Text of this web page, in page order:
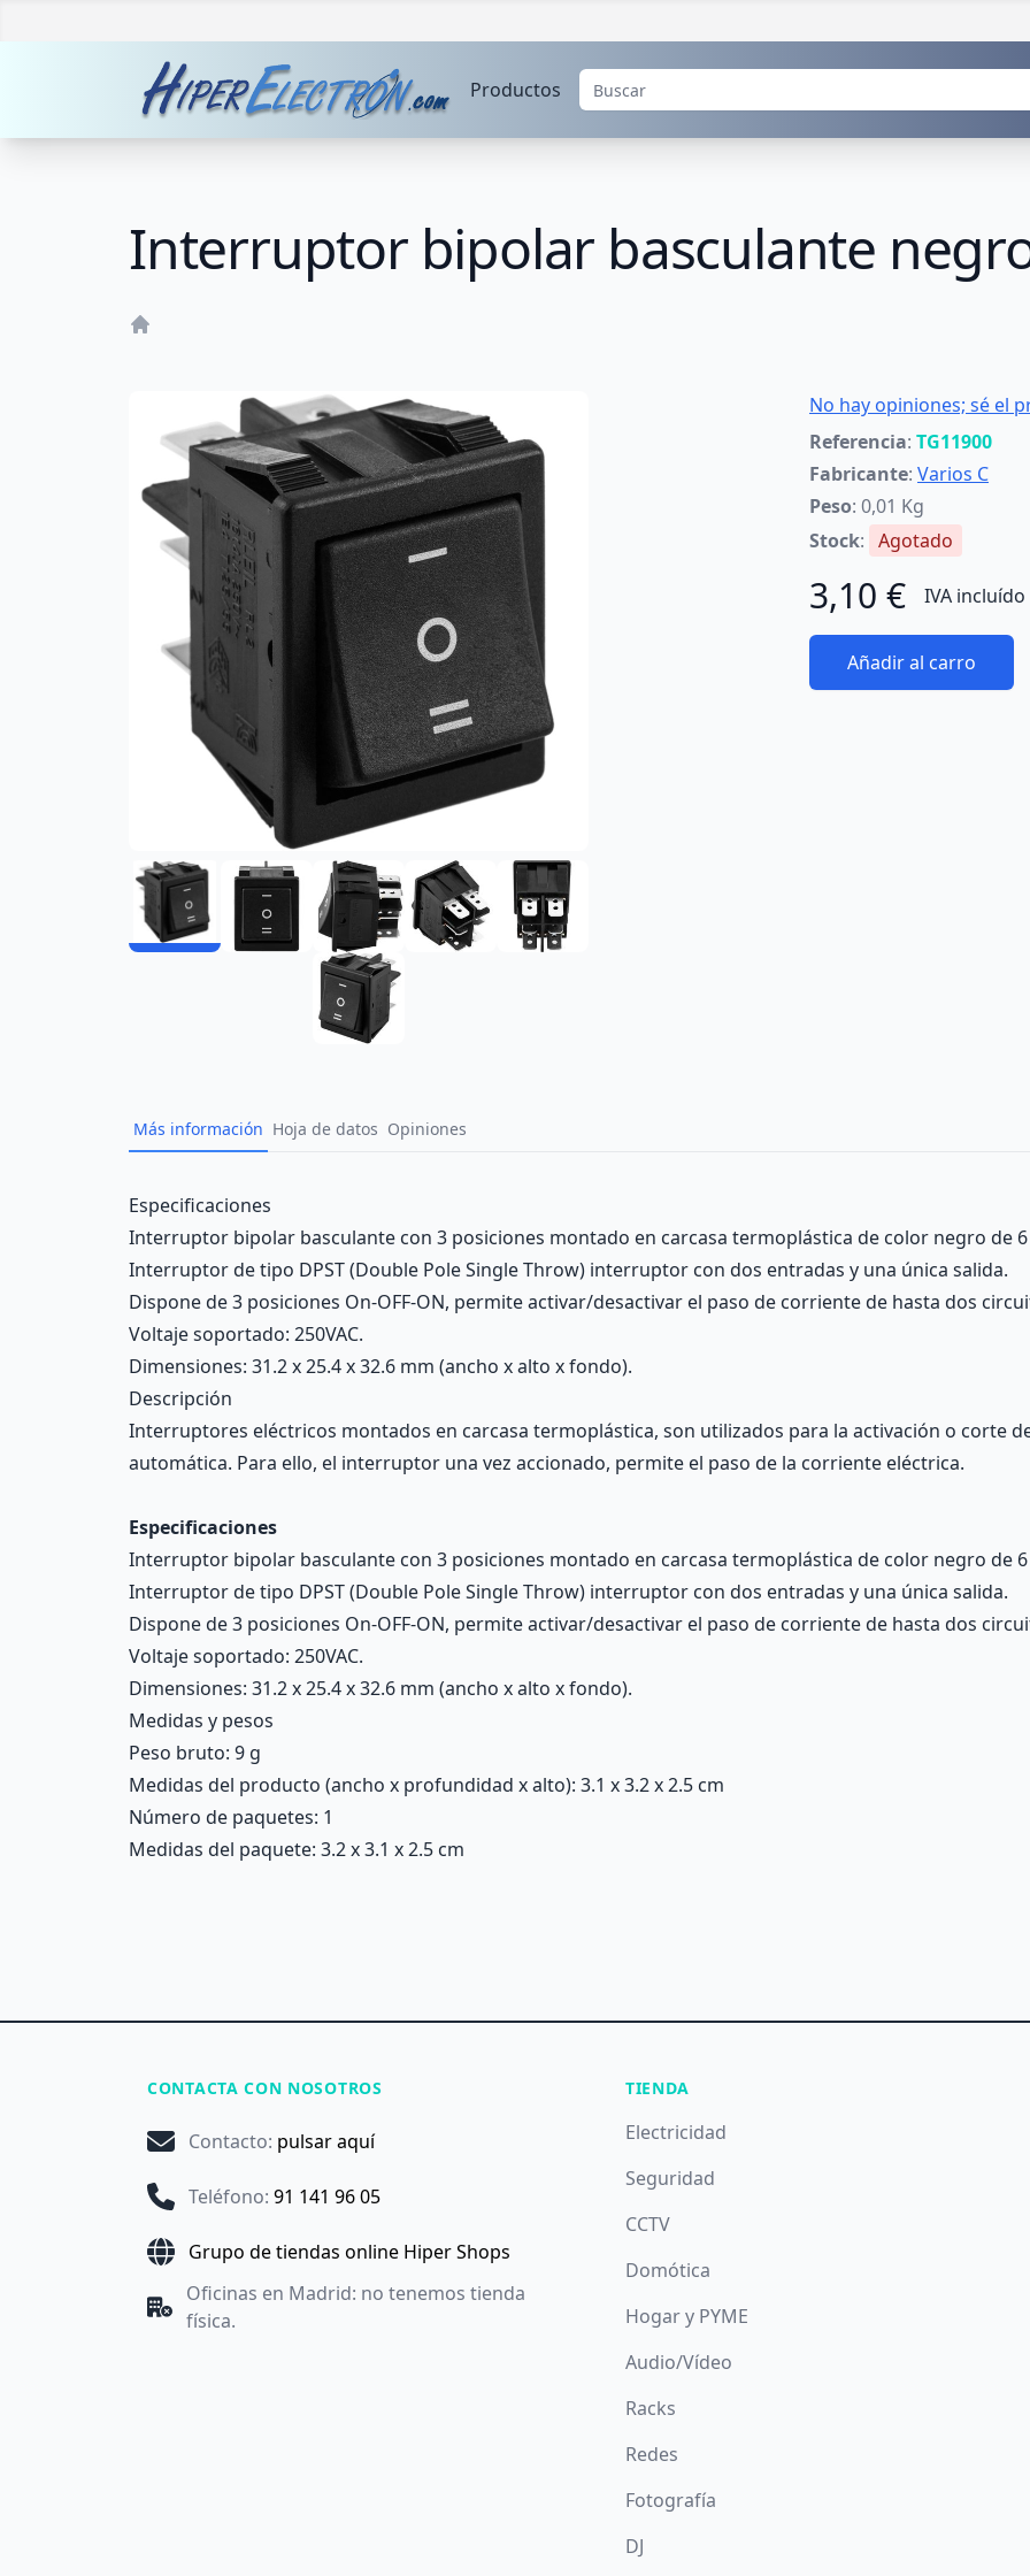
Productos
Interruptor bipolar basculante
No hay opiniones; sé el
Referencia: TG11900
Fabricante: Varios C
Peso: 0,01 Kg
Stock: Agotado
3,10 € IVA incluído
Añadir al carro
Más información Hoja de datos Opiniones
Description
Especificaciones
Interruptor bipolar basculante con 3 posiciones montado en carcasa termoplástica de color negro de
Interruptor de tipo DPST (Double Pole Single Throw) interruptor con dos entradas y una única salida.
Dispone de 3 posiciones On-OFF-ON, permite activar/desactivar el paso de corriente de hasta dos
Voltaje soportado: 250VAC.
Dimensiones: 31.2 x 25.4 x 32.6 mm (ancho x alto x fondo).
Descripción
Interruptores eléctricos montados en carcasa termoplástica, son utilizados para la activación o corte
automática. Para ello, el interruptor una vez accionado, permite el paso de la corriente eléctrica.
Especificaciones
Interruptor bipolar basculante con 3 posiciones montado en carcasa termoplástica de color negro de
Interruptor de tipo DPST (Double Pole Single Throw) interruptor con dos entradas y una única salida.
Dispone de 3 posiciones On-OFF-ON, permite activar/desactivar el paso de corriente de hasta dos
Voltaje soportado: 250VAC.
Dimensiones: 31.2 x 25.4 x 32.6 mm (ancho x alto x fondo).
Medidas y pesos
Peso bruto: 9 g
Medidas del producto (ancho x profundidad x alto): 3.1 x 3.2 x 2.5 cm
Número de paquetes: 1
Medidas del paquete: 3.2 x 3.1 x 2.5 cm
CONTACTA CON NOSOTROS
Contacto: pulsar aquí
Teléfono: 91 141 96 05
Grupo de tiendas online Hiper Shops
Oficinas en Madrid: no tenemos tienda
física.
TIENDA
Electricidad
Seguridad
CCTV
Domótica
Hogar y PYME
Audio/Vídeo
Racks
Redes
Fotografía
DJ